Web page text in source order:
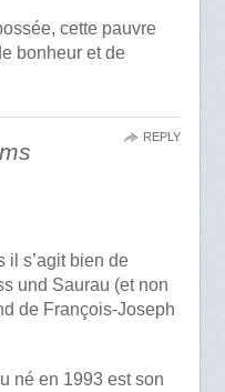
cette pauvre
bonheur et de
il s’agit bien de
und Saurau (et non
de François-Joseph
né en 1993 est son
REPLY